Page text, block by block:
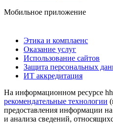
Мобильное приложение
Этика и комплаенс
Оказание услуг
Использование сайтов
Защита персональных
ИТ аккредитация
На информационном ресурсе
рекомендательные технологии
предоставления информации
и анализа сведений,